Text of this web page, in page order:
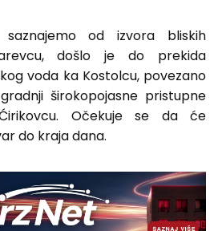
saznajemo od izvora bliskih
došlo je do prekida
voda ka Kostolcu, povezano
širokopojasne pristupne
Očekuje se da će
do kraja dana.